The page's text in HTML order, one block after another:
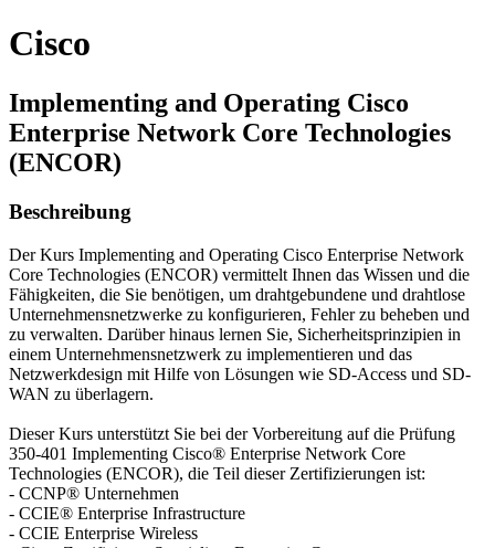
Cisco
Implementing and Operating Cisco
Enterprise Network Core Technologies
(ENCOR)
Beschreibung
Der Kurs Implementing and Operating Cisco Enterprise Network
Core Technologies (ENCOR) vermittelt Ihnen das Wissen und die
Fähigkeiten, die Sie benötigen, um drahtgebundene und drahtlose
Unternehmensnetzwerke zu konfigurieren, Fehler zu beheben und
zu verwalten. Darüber hinaus lernen Sie, Sicherheitsprinzipien in
einem Unternehmensnetzwerk zu implementieren und das
Netzwerkdesign mit Hilfe von Lösungen wie SD-Access und SD-
WAN zu überlagern.
Dieser Kurs unterstützt Sie bei der Vorbereitung auf die Prüfung
350-401 Implementing Cisco® Enterprise Network Core
Technologies (ENCOR), die Teil dieser Zertifizierungen ist:
- CCNP® Unternehmen
- CCIE® Enterprise Infrastructure
- CCIE Enterprise Wireless